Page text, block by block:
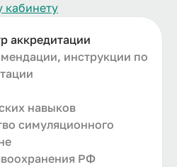
кабинету
аккредитации
инструкции по
навыков
симуляционного
РФ